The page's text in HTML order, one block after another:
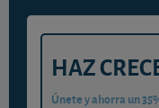
HAZ
Únete y ahorra un